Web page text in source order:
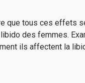
que tous ces effets
des femmes.
ils affectent la